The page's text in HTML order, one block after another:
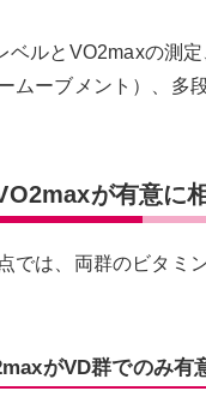
ベルとVO2maxの測
ムーブメント）、
が有意に
では、両群のビタミ
がVD群でのみ有